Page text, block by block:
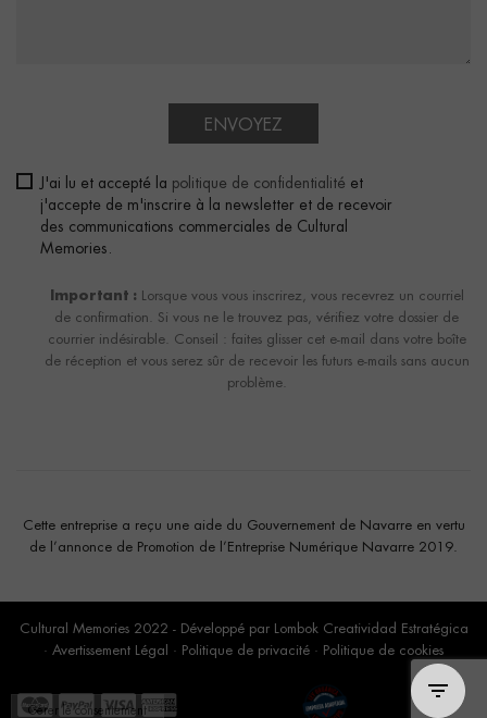
ENVOYEZ
J'ai lu et accepté la politique de confidentialité et
j'accepte de m'inscrire à la newsletter et de recevoir
des communications commerciales de Cultural
Memories.
Important : Lorsque vous vous inscrirez, vous recevrez un courriel
de confirmation. Si vous ne le trouvez pas, vérifiez votre dossier de
courrier indésirable. Conseil : faites glisser cet e-mail dans votre boîte
de réception et vous serez sûr de recevoir les futurs e-mails sans aucun
problème.
Cette entreprise a reçu une aide du Gouvernement de Navarre en vertu
de l’annonce de Promotion de l’Entreprise Numérique Navarre 2019.
Cultural Memories 2022 - Développé par Lombok Creatividad Estratégica
· Avertissement Légal · Politique de privacité · Politique de cookies
Gérer le consentement